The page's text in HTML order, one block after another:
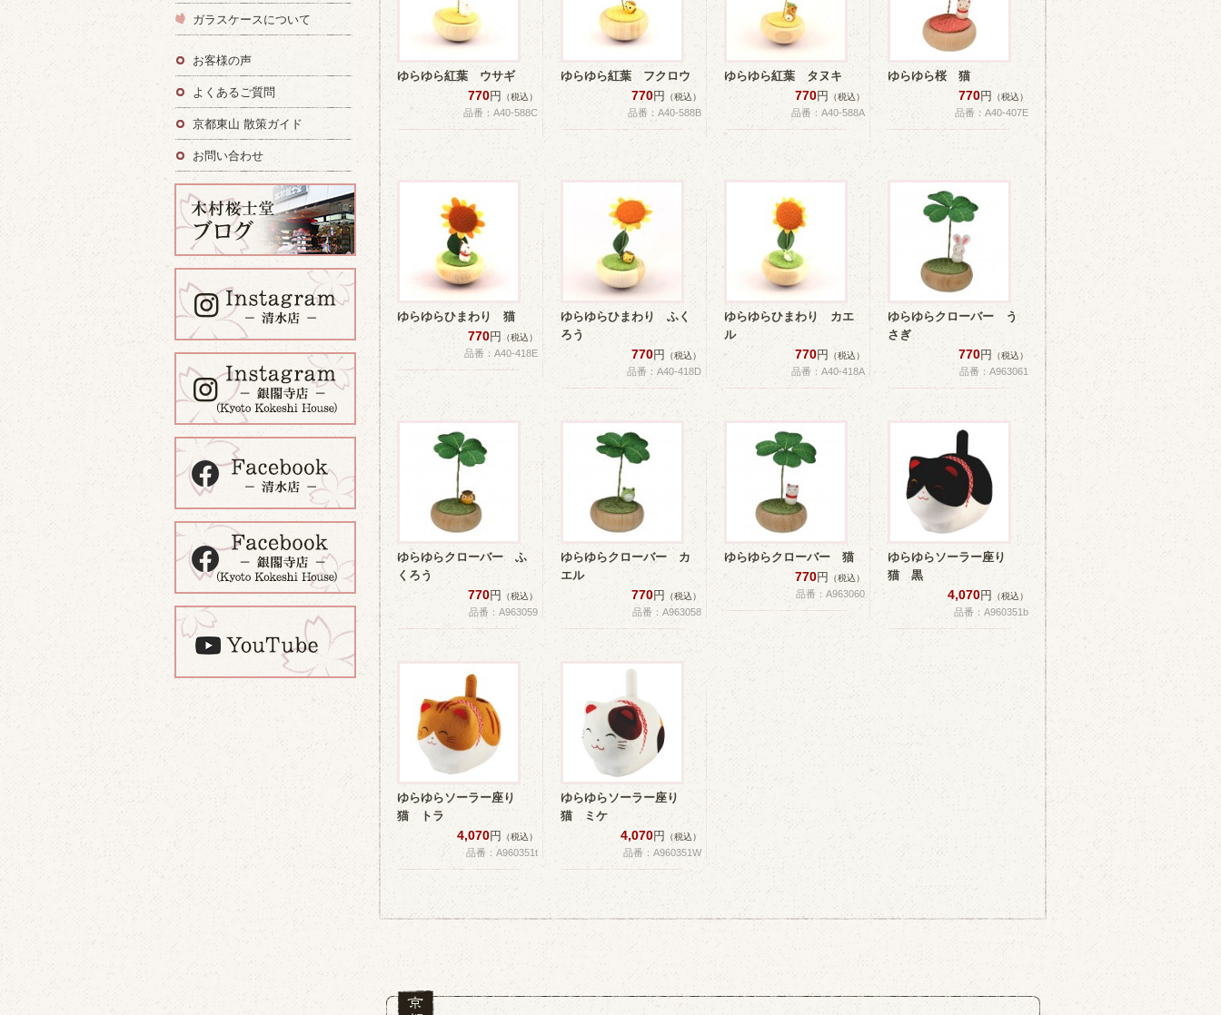
ゆらゆら紅葉 ウサギ
770円 （税込）
品番：A40-588C
ゆらゆら紅葉 フクロウ
770円 （税込）
品番：A40-588B
ゆらゆら紅葉 タヌキ
770円 （税込）
品番：A40-588A
ゆらゆら桜 猫
770円 （税込）
品番：A40-407E
ゆらゆらひまわり 猫
770円 （税込）
品番：A40-418E
ゆらゆらひまわり ふく
ろう
770円 （税込）
品番：A40-418D
ゆらゆらひまわり カエ
ル
770円 （税込）
品番：A40-418A
ゆらゆらクローバー う
さぎ
770円 （税込）
品番：A963061
ゆらゆらクローバー ふ
くろう
770円 （税込）
品番：A963059
ゆらゆらクローバー カ
エル
770円 （税込）
品番：A963058
ゆらゆらクローバー 猫
770円 （税込）
品番：A963060
ゆらゆらソーラー座り
猫 黒
4,070円 （税込）
品番：A960351b
ゆらゆらソーラー座り
猫 トラ
4,070円 （税込）
品番：A960351t
ゆらゆらソーラー座り
猫 ミケ
4,070円 （税込）
品番：A960351W
ガラスケースについて
お客様の声
よくあるご質問
京都東山 散策ガイド
お問い合わせ